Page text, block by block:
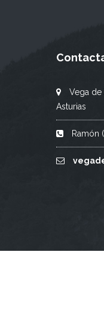
Vega de
Asturias
Ramón